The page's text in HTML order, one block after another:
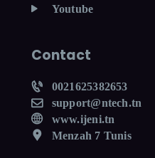
Youtube
Contact
0021625382653
support@ntech.tn
www.ijeni.tn
Menzah 7 Tunis